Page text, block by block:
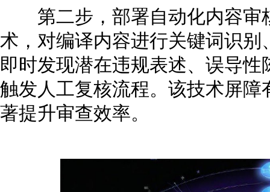
第二步，部署自动化内容审
术，对编译内容进行关键词识
即时发现潜在违规表述、误导
触发人工复核流程。该技术屏
著提升审查效率。